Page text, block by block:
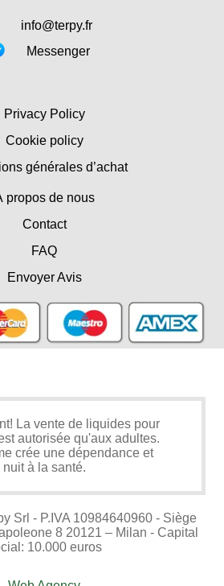
info@terpy.fr
Messenger
Privacy Policy
Cookie policy
générales d’achat
propos de nous
Contact
FAQ
Envoyer Avis
La vente de liquides pour
autorisée qu'aux adultes.
crée une dépendance et
nuit à la santé.
Srl - P.IVA 10984640960 - Siège
8 20121 – Milan - Capital
10.000 euros